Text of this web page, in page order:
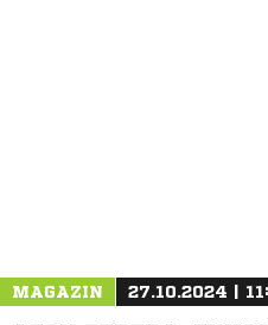
MAGAZIN 27.10.2024 |